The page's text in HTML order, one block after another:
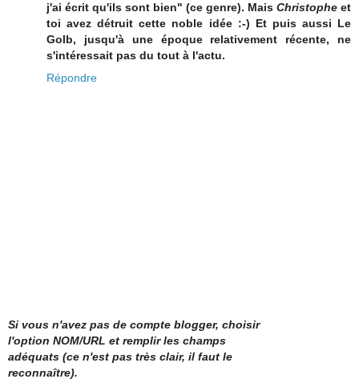
j'ai écrit qu'ils sont bien" (ce genre). Mais Christophe et
toi avez détruit cette noble idée :-) Et puis aussi Le
Golb, jusqu'à une époque relativement récente, ne
s'intéressait pas du tout à l'actu.
Répondre
Si vous n'avez pas de compte blogger, choisir
l'option NOM/URL et remplir les champs
adéquats (ce n'est pas très clair, il faut le
reconnaître).